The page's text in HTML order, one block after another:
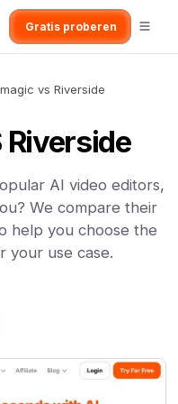
Gratis proberen
vs Riverside
AI video editors,
We compare their
help you choose the
your use case.